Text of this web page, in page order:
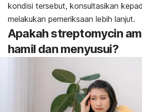
kondisi tersebut, konsultasikan
melakukan pemeriksaan lebih lanjut.
Apakahstreptomycin
hamil dan menyusui?